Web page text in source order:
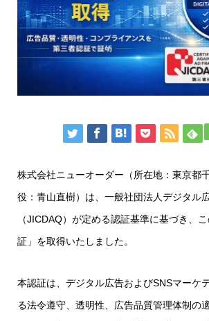
株式会社ニューオーダー（所在地：東京都
役：青山直樹）は、一般社団法人デジタル
（JICDAQ）が定める認証基準に基づき、
証」を取得いたしました。
本認証は、デジタル広告およびSNSマーケ
る法令遵守、透明性、広告品質管理体制の